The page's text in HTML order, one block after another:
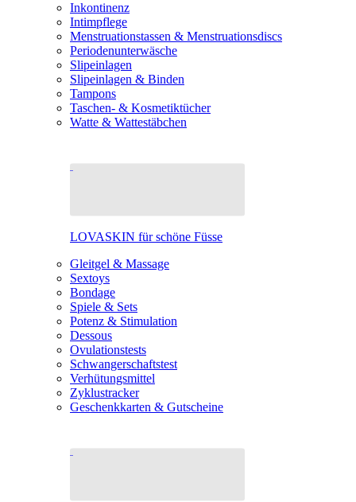
Inkontinenz
Intimpflege
Menstruationstassen & Menstruationsdiscs
Periodenunterwäsche
Slipeinlagen
Slipeinlagen & Binden
Tampons
Taschen- & Kosmetiktücher
Watte & Wattestäbchen
LOVASKIN für schöne Füsse
Gleitgel & Massage
Sextoys
Bondage
Spiele & Sets
Potenz & Stimulation
Dessous
Ovulationstests
Schwangerschaftstest
Verhütungsmittel
Zyklustracker
Geschenkkarten & Gutscheine